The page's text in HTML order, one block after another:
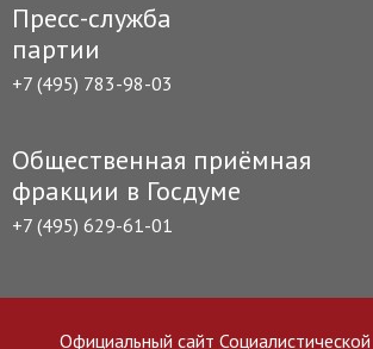
Пресс-служба
партии
+7 (495) 783-98-03
Общественная приёмная
фракции в Госдуме
+7 (495) 629-61-01
Официальный сайт Социалистической